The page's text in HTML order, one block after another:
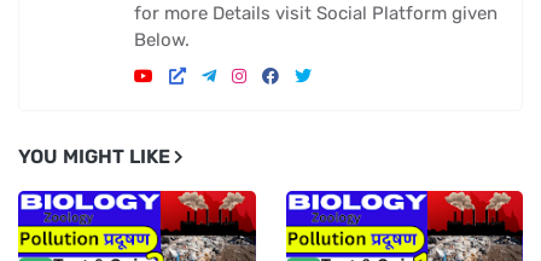
for more Details visit Social Platform given
Below.
YOU MIGHT LIKE